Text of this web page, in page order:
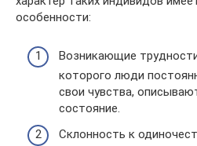
особенности:
Возникающие
которого люди
свои чувства,
состояние.
Склонность к